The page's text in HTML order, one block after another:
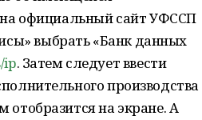
на официальный сайт УФССП
выбрать «Банк данных
ip. Затем следует ввести
производства
на экране. А